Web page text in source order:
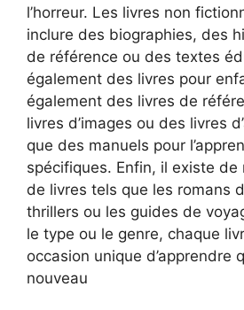
l’horreur. Les livres non
inclure des biographies, des
de référence ou des textes
également des livres pour
également des livres de
livres d’images ou des livres
que des manuels pour
spécifiques. Enfin, il existe de
de livres tels que les romans
thrillers ou les guides de
le type ou le genre, chaque
occasion unique d’apprendre
nouveau